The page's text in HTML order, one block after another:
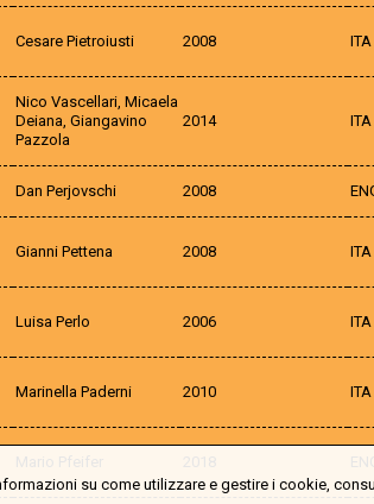
Cesare Pietroiusti 2008 ITA
Nico Vascellari, Micaela
Deiana, Giangavino
Pazzola
2014 ITA
Dan Perjovschi 2008
Gianni Pettena 2008 ITA
Luisa Perlo 2006 ITA
Marinella Paderni 2010 ITA
Mario Pfeifer 2018
su come utilizzare e gestire i cookie,